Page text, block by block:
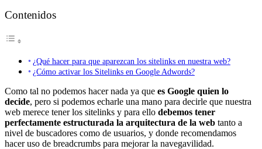
Contenidos
¿Qué hacer para que aparezcan los sitelinks en nuestra web?
¿Cómo activar los Sitelinks en Google Adwords?
Como tal no podemos hacer nada ya que es Google quien lo
decide, pero si podemos echarle una mano para decirle que nuestra
web merece tener los sitelinks y para ello debemos tener
perfectamente estructurada la arquitectura de la web tanto a
nivel de buscadores como de usuarios, y donde recomendamos
hacer uso de breadcrumbs para mejorar la navegavilidad.